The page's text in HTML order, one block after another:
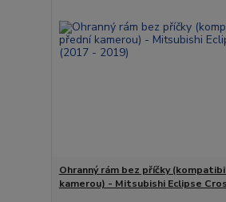
Ohranný rám bez příčky
kamerou) - Mitsubishi Eclipse